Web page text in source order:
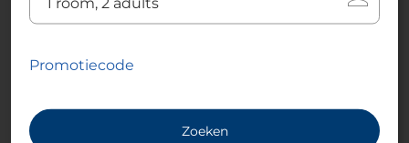
Promotiecode
Zoeken